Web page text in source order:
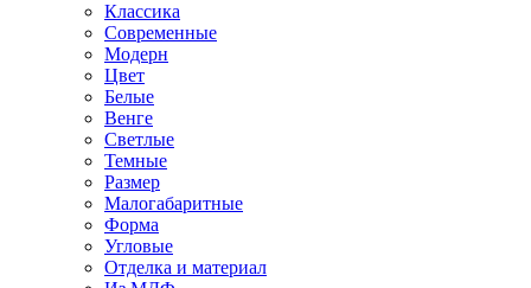
Классика
Современные
Модерн
Цвет
Белые
Венге
Светлые
Темные
Размер
Малогабаритные
Форма
Угловые
Отделка и материал